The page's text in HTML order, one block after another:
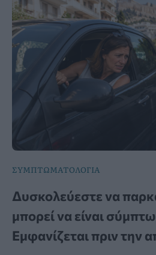
ΣΥΜΠΤΩΜΑΤΟΛΟΓΙΑ
Δυσκολεύεστε να
μπορεί να είναι
Εμφανίζεται πριν την